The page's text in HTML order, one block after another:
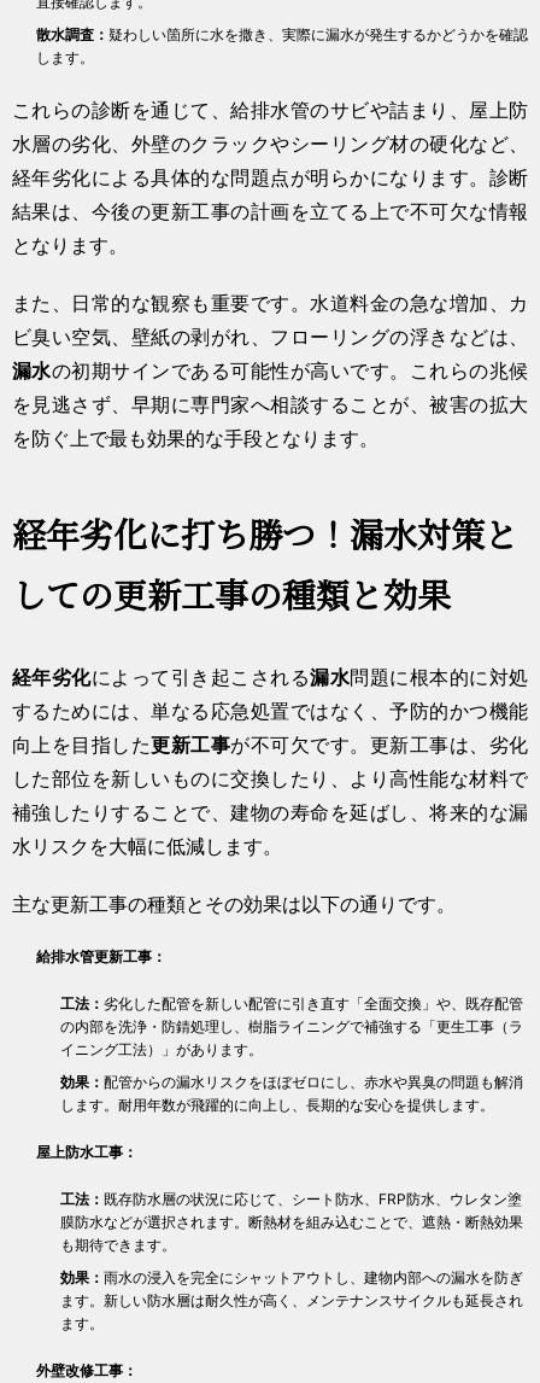
散水調査： 疑わしい箇所に水を撒き、実際に漏水が発生するかどうかを確認
します。
これらの診断を通じて、給排水管のサビや詰まり、屋上防
水層の劣化、外壁のクラックやシーリング材の硬化など、
経年劣化による具体的な問題点が明らかになります。診断
結果は、今後の更新工事の計画を立てる上で不可欠な情報
となります。
また、日常的な観察も重要です。水道料金の急な増加、カ
ビ臭い空気、壁紙の剥がれ、フローリングの浮きなどは、
漏水の初期サインである可能性が高いです。これらの兆候
を見逃さず、早期に専門家へ相談することが、被害の拡大
を防ぐ上で最も効果的な手段となります。
経年劣化に打ち勝つ！漏水対策と
しての更新工事の種類と効果
経年劣化によって引き起こされる漏水問題に根本的に対処
するためには、単なる応急処置ではなく、予防的かつ機能
向上を目指した更新工事が不可欠です。更新工事は、劣化
した部位を新しいものに交換したり、より高性能な材料で
補強したりすることで、建物の寿命を延ばし、将来的な漏
水リスクを大幅に低減します。
主な更新工事の種類とその効果は以下の通りです。
給排水管更新工事：
工法： 劣化した配管を新しい配管に引き直す「全面交換」や、既存配管
の内部を洗浄・防錆処理し、樹脂ライニングで補強する「更生工事（ラ
イニング工法）」があります。
効果： 配管からの漏水リスクをほぼゼロにし、赤水や異臭の問題も解消
します。耐用年数が飛躍的に向上し、長期的な安心を提供します。
屋上防水工事：
工法： 既存防水層の状況に応じて、シート防水、FRP防水、ウレタン塗
膜防水などが選択されます。断熱材を組み込むことで、遮熱・断熱効果
も期待できます。
効果： 雨水の浸入を完全にシャットアウトし、建物内部への漏水を防ぎ
ます。新しい防水層は耐久性が高く、メンテナンスサイクルも延長され
ます。
外壁改修工事：